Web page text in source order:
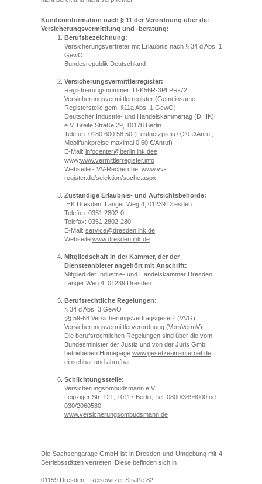
Kundeninformation nach § 11 der Verordnung über die
Versicherungsvermittlung und -beratung:
Berufsbezeichnung:
Versicherungsvertreter mit Erlaubnis nach § 34 d Abs. 1
GewO
Bundesrepublik Deutschland
Versicherungsvermittlerregister:
Registrierungsnummer: D-K56R-3PLPR-72
Versicherungsvermittlerregister (Gemeinsame
Registerstelle gem. §11a Abs. 1 GewO)
Deutscher Industrie- und Handelskammertag (DHIK)
e.V. Breite Straße 29, 10178 Berlin
Telefon: 0180 600 58 50 (Festnetzpreis 0,20 €/Anruf;
Mobilfunkpreise maximal 0,60 €/Anruf)
E-Mail: infocenter@berlin.ihk.dee
www:www.vermittlerregister.info
Webseite - VV-Recherche: www.vv-
register.de/selektion/suche.aspx
Zuständige Erlaubnis- und Aufsichtsbehörde:
IHK Dresden, Langer Weg 4, 01239 Dresden
Telefon: 0351 2802-0
Telefax: 0351 2802-280
E-Mail: service@dresden.ihk.de
Webseite:www.dresden.ihk.de
Mitgliedschaft in der Kammer, der der
Diensteanbieter angehört mit Anschrift:
Mitglied der Industrie- und Handelskammer Dresden,
Langer Weg 4, 01239 Dresden
Berufsrechtliche Regelungen:
§ 34 d Abs. 3 GewO
§§ 59-68 Versicherungsvertragsgesetz (VVG)
Versicherungsvermittlerverordnung (VersVermV)
Die berufsrechtlichen Regelungen sind über die vom
Bundesminister der Justiz und von der Juris GmbH
betriebenen Homepage www.gesetze-im-internet.de
einsehbar und abrufbar.
Schlichtungsstelle:
Versicherungsombudsmann e.V.
Leipziger Str. 121, 10117 Berlin, Tel: 0800/3696000 od.
030/2060580
www.versicherungsombudsmann.de
Die Sachsengarage GmbH ist in Dresden und Umgebung mit 4
Betriebsstätten vertreten. Diese befinden sich in
01159 Dresden - Reisewitzer Straße 82,